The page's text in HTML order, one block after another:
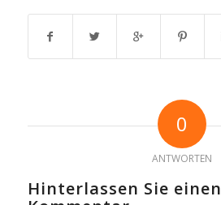
0
ANTWORTEN
Hinterlassen Sie einen